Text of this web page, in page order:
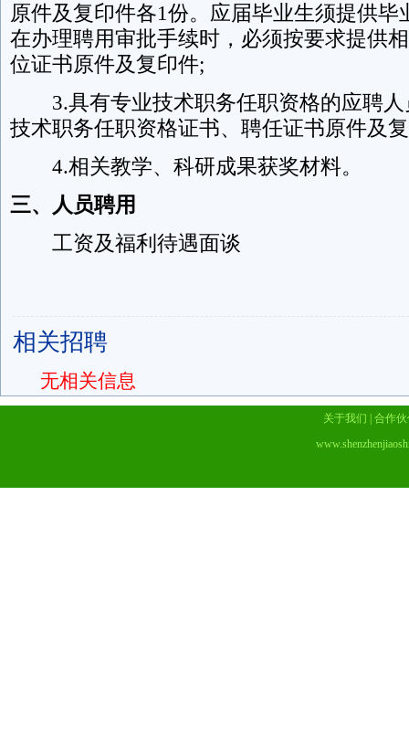
原件及复印件各1份。应届毕业生须提供毕
在办理聘用审批手续时，必须按要求提供
位证书原件及复印件;
3.具有专业技术职务任职资格的应聘人
技术职务任职资格证书、聘任证书原件及
4.相关教学、科研成果获奖材料。
三、人员聘用
工资及福利待遇面谈
相关招聘
无相关信息
关于我们
合作